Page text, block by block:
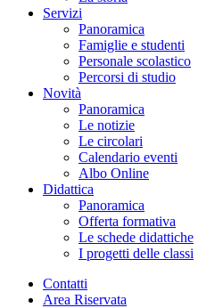
Servizi
Panoramica
Famiglie e studenti
Personale scolastico
Percorsi di studio
Novità
Panoramica
Le notizie
Le circolari
Calendario eventi
Albo Online
Didattica
Panoramica
Offerta formativa
Le schede didattiche
I progetti delle classi
Contatti
Area Riservata